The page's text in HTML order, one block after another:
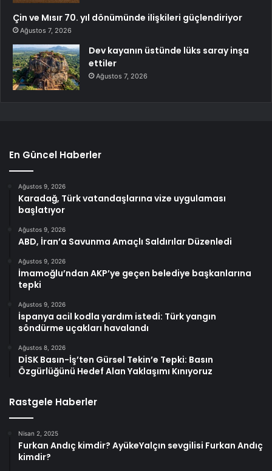
Çin ve Mısır 70. yıl dönümünde ilişkileri güçlendiriyor
Ağustos 7, 2026
Dev kayanın üstünde lüks saray inşa
ettiler
Ağustos 7, 2026
En Güncel Haberler
Ağustos 9, 2026
Karadağ, Türk vatandaşlarına vize uygulaması
başlatıyor
Ağustos 9, 2026
ABD, İran’a Savunma Amaçlı Saldırılar Düzenledi
Ağustos 9, 2026
İmamoğlu’ndan AKP’ye geçen belediye başkanlarına
tepki
Ağustos 9, 2026
İspanya acil kodla yardım istedi: Türk yangın
söndürme uçakları havalandı
Ağustos 8, 2026
DİSK Basın-İş’ten Gürsel Tekin’e Tepki: Basın
Özgürlüğünü Hedef Alan Yaklaşımı Kınıyoruz
Rastgele Haberler
Nisan 2, 2025
Furkan Andıç kimdir? AyükeYalçın sevgilisi Furkan Andıç
kimdir?